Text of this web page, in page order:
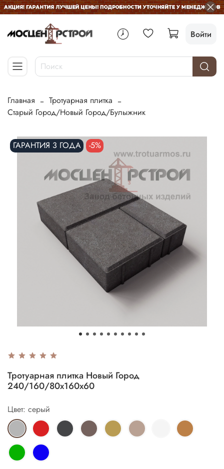
Войти
Главная
Тротуарная плитка
Старый Город/Новый Город/Булыжник
ГАРАНТИЯ 3 ГОДА -5%
Тротуарная плитка Новый Город
240/160/80х160х60
Цвет: серый